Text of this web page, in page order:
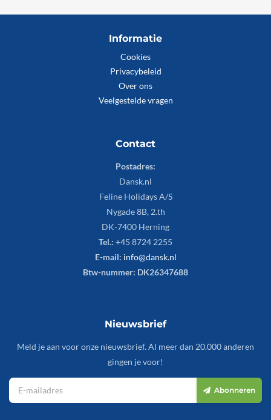
Informatie
Cookies
Privacybeleid
Over ons
Veelgestelde vragen
Contact
Postadres:
Dansk.nl
Feline Holidays A/S
Nygade 8B, 2.th
DK-7400 Herning
Tel.: +45 8724 2255
E-mail: info@dansk.nl
Btw-nummer: DK26347688
Nieuwsbrief
Meld je aan voor onze nieuwsbrief. Al meer dan 20.000 anderen
gingen je voor!
Abonneren